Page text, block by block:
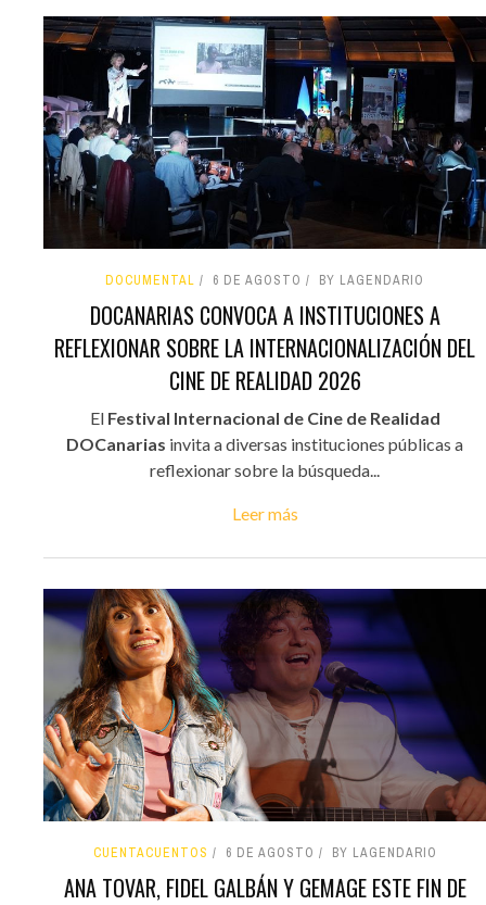
DOCUMENTAL 6 DE AGOSTO BY LAGENDARIO
DOCANARIAS CONVOCA A INSTITUCIONES A
REFLEXIONAR SOBRE LA INTERNACIONALIZACIÓN DEL
CINE DE REALIDAD 2026
El Festival Internacional de Cine de Realidad
DOCanarias invita a diversas instituciones públicas a
reflexionar sobre la búsqueda...
Leer más
CUENTACUENTOS 6 DE AGOSTO BY LAGENDARIO
ANA TOVAR, FIDEL GALBÁN Y GEMAGE ESTE FIN DE